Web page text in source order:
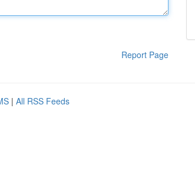
Report Page
| All RSS Feeds